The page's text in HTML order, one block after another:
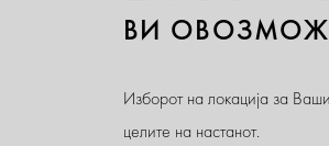
ВИ
Изборот на локација за
целите на настанот.